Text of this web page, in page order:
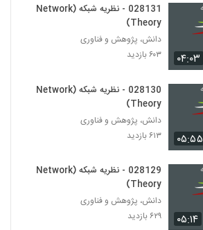
Complexity)
Complexity)
Complexity)
Complexity)
۵۸۲ بازدید
۰۴:۰۳
028131 - نظریه شبکه (Network
Theory)
دانش، پژوهش و فناوری
۶۰۳ بازدید
۰۵:۵۵
028130 - نظریه شبکه (Network
Theory)
دانش، پژوهش و فناوری
۶۱۳ بازدید
۰۵:۱۴
028129 - نظریه شبکه (Network
Theory)
دانش، پژوهش و فناوری
۶۲۹ بازدید